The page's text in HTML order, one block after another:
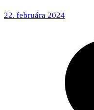
22. februára 2024